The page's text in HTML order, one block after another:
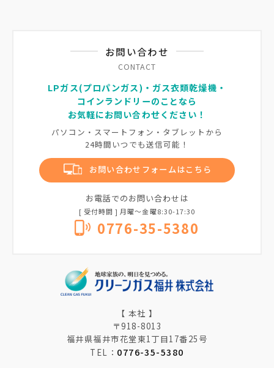
お問い合わせ
CONTACT
LPガス(プロパンガス)・ガス衣類乾燥機・
コインランドリーのことなら
お気軽にお問い合わせください！
パソコン・スマートフォン・タブレットから
24時間いつでも送信可能！
お問い合わせフォームはこちら
お電話でのお問い合わせは
[ 受付時間 ] 月曜〜金曜8:30-17:30
0776-35-5380
【 本社 】
〒918-8013
福井県福井市花堂東1丁目17番25号
TEL： 0776-35-5380